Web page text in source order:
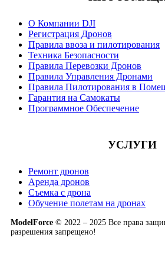
О Компании DJI
Регистрация Дронов
Правила ввоза и пилотирования
Техника Безопасности
Правила Перевозки Дронов
Правила Управления Дронами
Правила Пилотирования в
Гарантия на Самокаты
Программное Обеспечение
УСЛУГИ
Ремонт дронов
Аренда дронов
Съемка с дрона
Обучение полетам на дронах
ModelForce © 2022 – 2025 Все права
разрешения запрещено!